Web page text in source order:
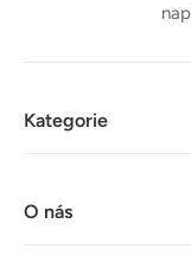
Kategorie
O nás